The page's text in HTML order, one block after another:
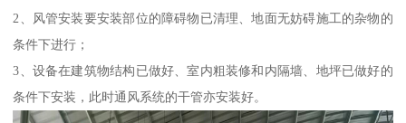
2、风管安装要安装部位的障碍物已清理、地面无妨碍施工的杂物的
条件下进行；
3、设备在建筑物结构已做好、室内粗装修和内隔墙、地坪已做好的
条件下安装，此时通风系统的干管亦安装好。